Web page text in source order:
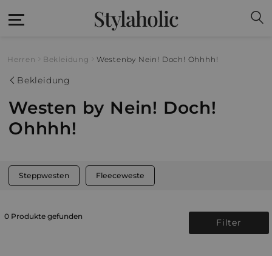
Stylaholic
Herren Bekleidung Westen by Nein! Doch! Ohhhh!
Bekleidung
Westen by Nein! Doch!
Ohhhh!
Steppwesten Fleeceweste
0 Produkte gefunden
Filter